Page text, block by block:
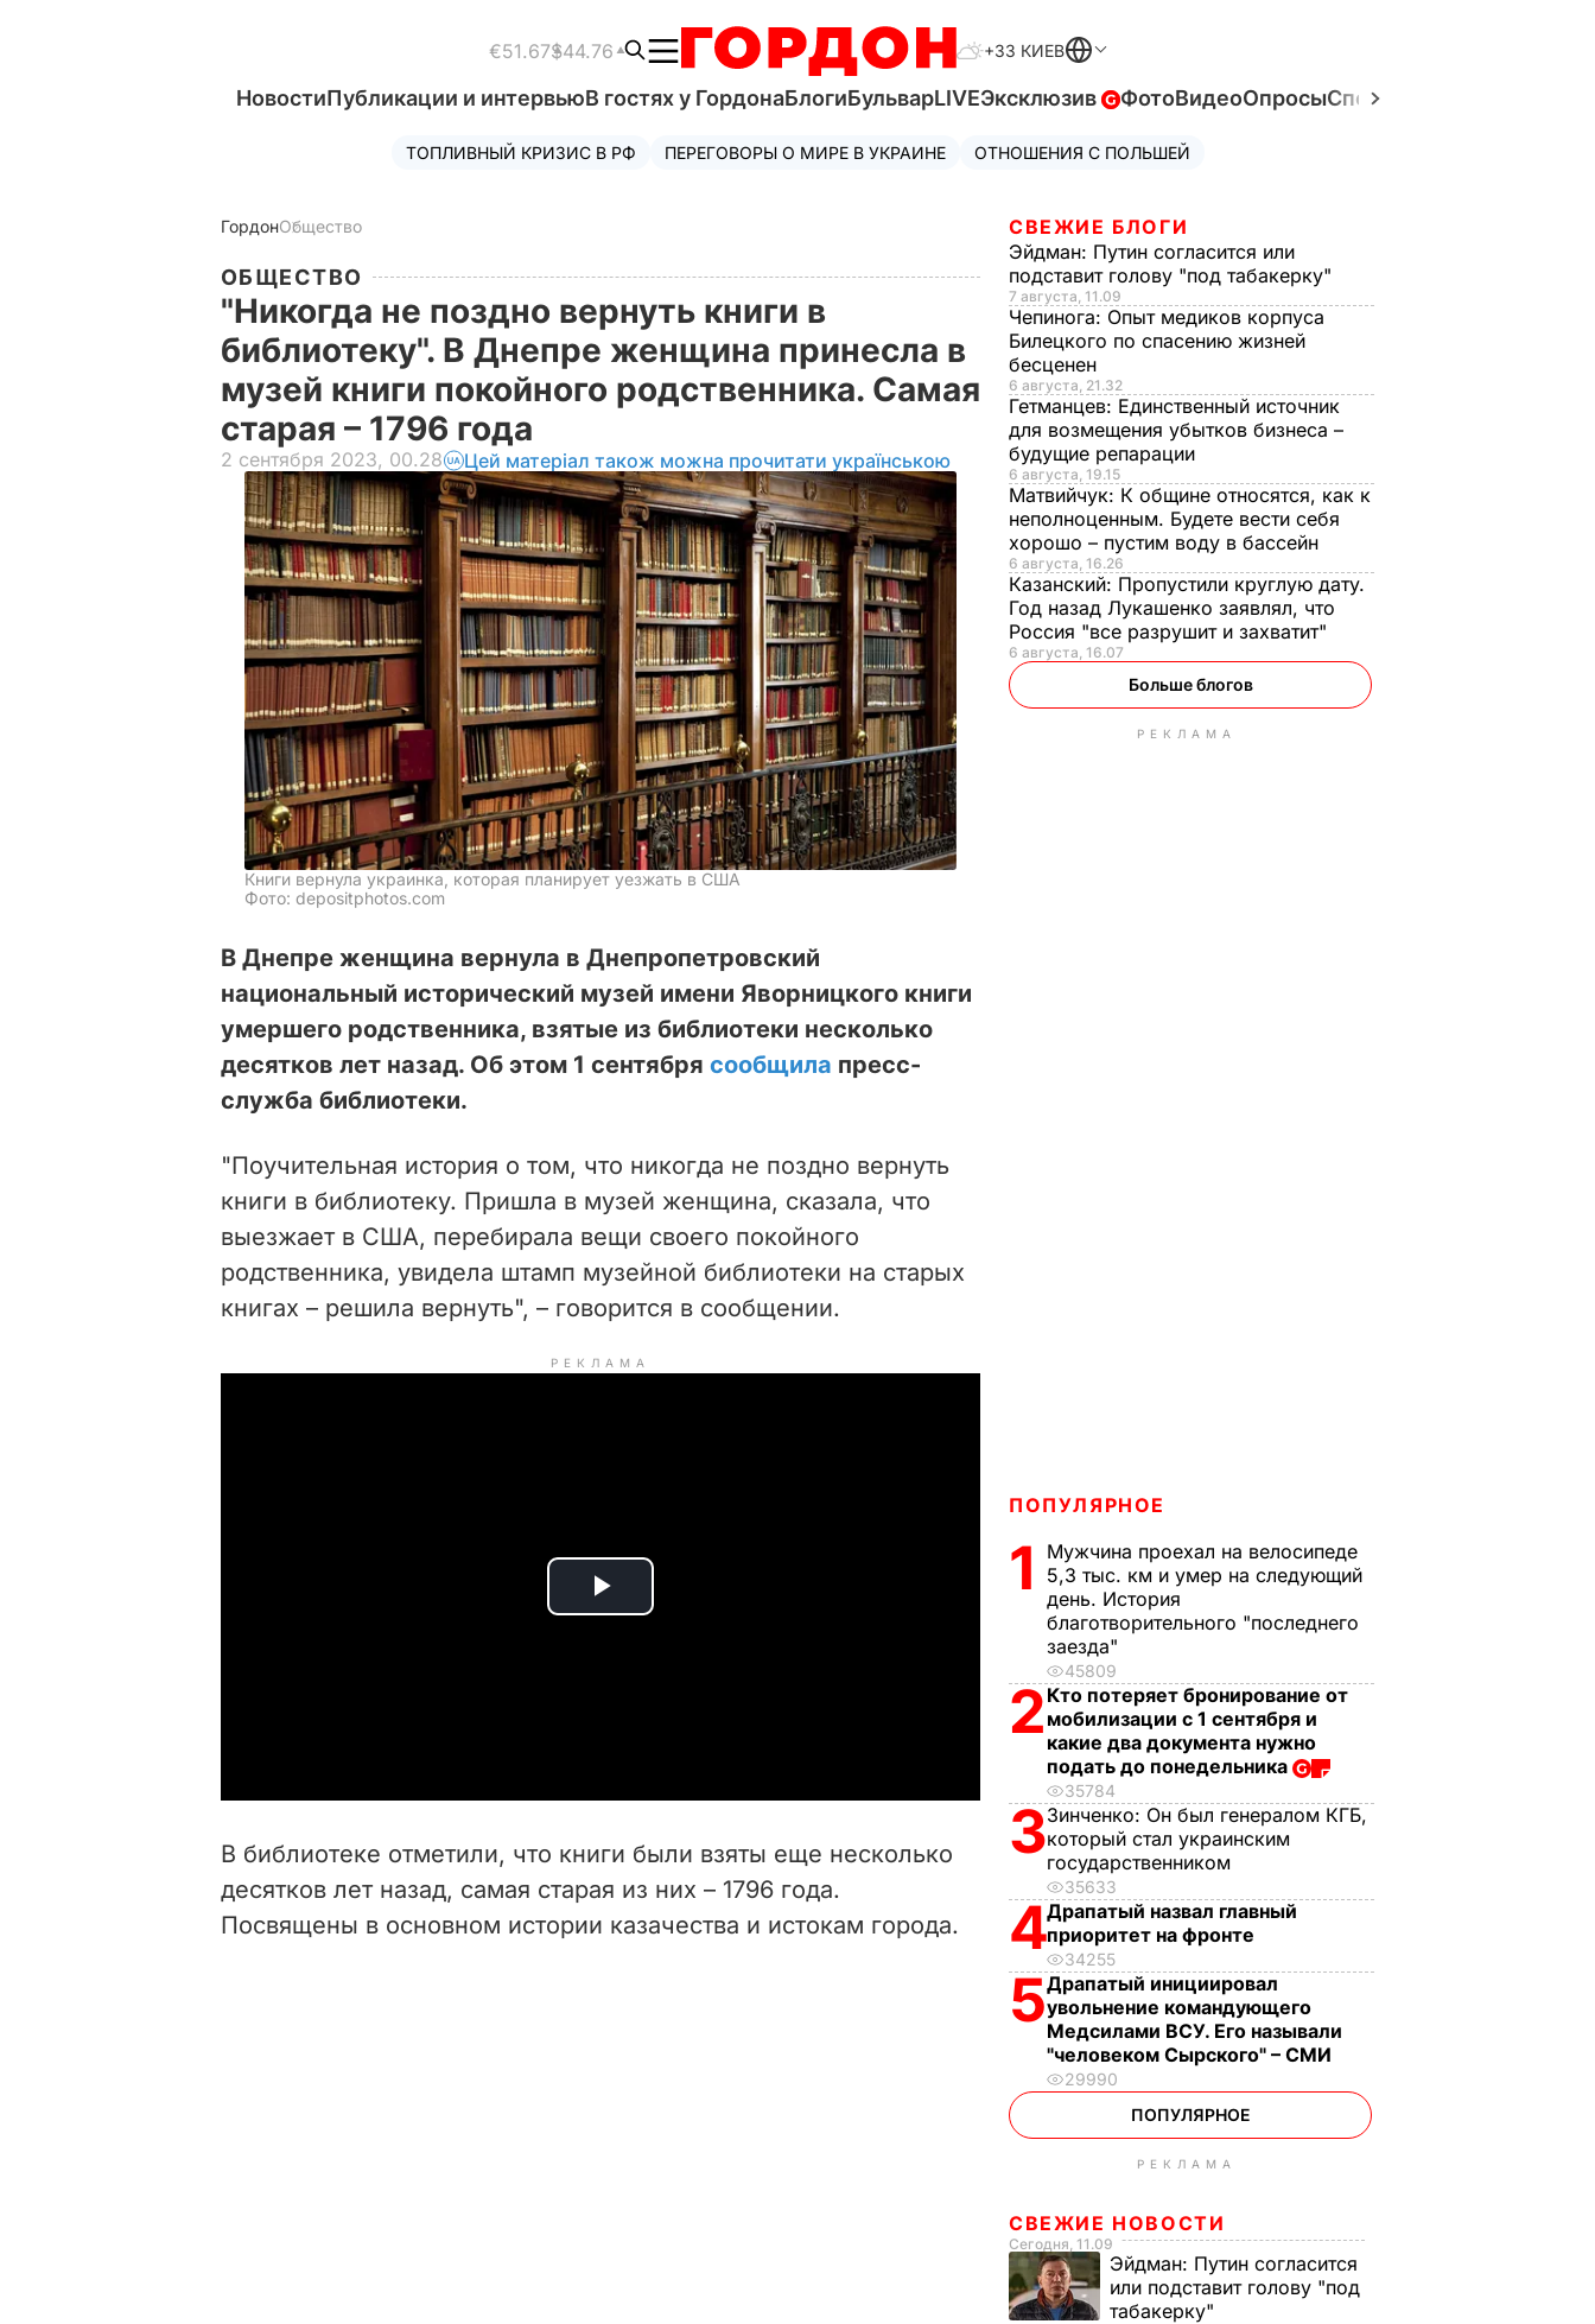
€51.67$44.76 +33 КИЕВ
НовостиПубликации и интервьюВ гостях у ГордонаБлогиБульварLIVEЭксклюзив ФотоВидеоОпросыСпецпроекты
ТОПЛИВНЫЙ КРИЗИС В РФ ПЕРЕГОВОРЫ О МИРЕ В УКРАИНЕ ОТНОШЕНИЯ С ПОЛЬШЕЙ
ГордонОбщество
ОБЩЕСТВО
"Никогда не поздно вернуть книги в
библиотеку". В Днепре женщина принесла в
музей книги покойного родственника. Самая
старая – 1796 года
2 сентября 2023, 00.28 Цей матеріал також можна прочитати українською
Книги вернула украинка, которая планирует уезжать в США
Фото: depositphotos.com
В Днепре женщина вернула в Днепропетровский
национальный исторический музей имени Яворницкого книги
умершего родственника, взятые из библиотеки несколько
десятков лет назад. Об этом 1 сентября сообщила пресс-
служба библиотеки.
"Поучительная история о том, что никогда не поздно вернуть
книги в библиотеку. Пришла в музей женщина, сказала, что
выезжает в США, перебирала вещи своего покойного
родственника, увидела штамп музейной библиотеки на старых
книгах – решила вернуть", – говорится в сообщении.
РЕКЛАМА
P
i
d
В библиотеке отметили, что книги были взяты еще несколько
десятков лет назад, самая старая из них – 1796 года.
Посвящены в основном истории казачества и истокам города.
СВЕЖИЕ БЛОГИ
Эйдман: Путин согласится или
подставит голову "под табакерку"
7 августа, 11.09
Чепинога: Опыт медиков корпуса
Билецкого по спасению жизней
бесценен
6 августа, 21.32
Гетманцев: Единственный источник
для возмещения убытков бизнеса –
будущие репарации
6 августа, 19.15
Матвийчук: К общине относятся, как к
неполноценным. Будете вести себя
хорошо – пустим воду в бассейн
6 августа, 16.26
Казанский: Пропустили круглую дату.
Год назад Лукашенко заявлял, что
Россия "все разрушит и захватит"
6 августа, 16.07
Больше блогов
РЕКЛАМА
ПОПУЛЯРНОЕ
1
Мужчина проехал на велосипеде
5,3 тыс. км и умер на следующий
день. История
благотворительного "последнего
заезда"
45809
2 Кто потеряет бронирование от
мобилизации с 1 сентября и
какие два документа нужно
подать до понедельника
35784
3Зинченко: Он был генералом КГБ,
который стал украинским
государственником
35633
4Драпатый назвал главный
приоритет на фронте
34255
5Драпатый инициировал
увольнение командующего
Медсилами ВСУ. Его называли
"человеком Сырского" – СМИ
29990
ПОПУЛЯРНОЕ
РЕКЛАМА
СВЕЖИЕ НОВОСТИ
Сегодня, 11.09
Эйдман: Путин согласится
или подставит голову "под
табакерку"